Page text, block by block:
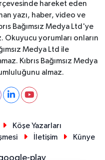
hareket eden
yazı, haber, video ve
Bağımsız Medya Ltd'ye
Okuyucu yorumları onların
Medya Ltd ile
Kıbrıs Bağımsız Medya
almaz.
Köşe Yazarları
İletişim Künye